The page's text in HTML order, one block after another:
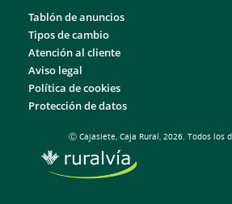
Tablón de anuncios
Tipos de cambio
Atención al cliente
Aviso legal
Política de cookies
Protección de datos
Ⓒ Cajasiete, Caja Rural, 2026. Todos los